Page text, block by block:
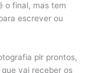
o final, mas tem
escrever ou
plr prontos,
vai receber os